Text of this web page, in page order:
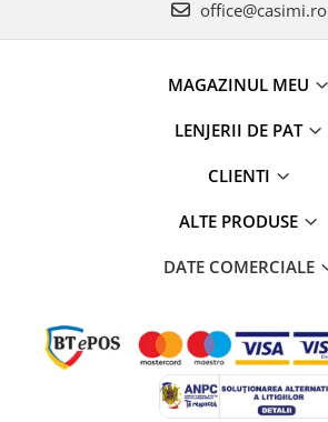
office@casimi.ro
MAGAZINUL MEU
LENJERII DE PAT
CLIENTI
ALTE PRODUSE
DATE COMERCIALE